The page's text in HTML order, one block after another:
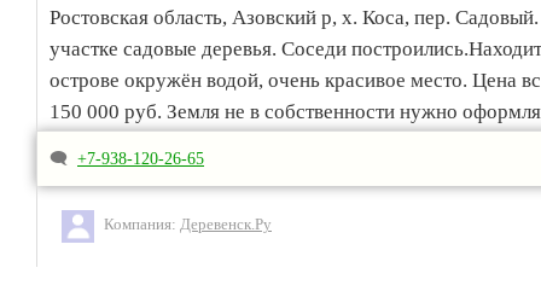
Ростовская область, Азовский р, х. Коса, пер.
участке садовые деревья. Соседи
острове окружён водой, очень красивое место. Цена
150 000 руб. Земля не в собственности нужно
информации в личку.
🗨 +7-938-120-26-65
Компания: Деревенск.Ру